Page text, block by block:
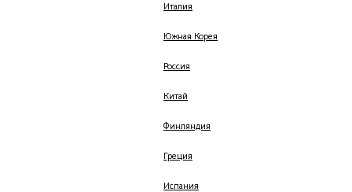
Италия
Южная Корея
Россия
Китай
Финляндия
Греция
Испания